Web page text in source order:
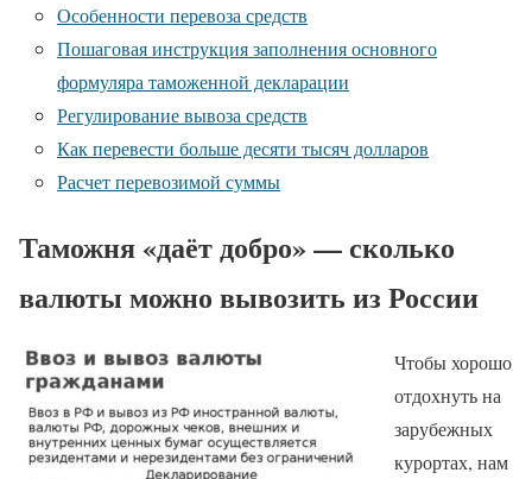
Особенности перевоза средств
Пошаговая инструкция заполнения основного
формуляра таможенной декларации
Регулирование вывоза средств
Как перевести больше десяти тысяч долларов
Расчет перевозимой суммы
Таможня «даёт добро» — сколько
валюты можно вывозить из России
Чтобы хорошо
отдохнуть на
зарубежных
курортах, нам